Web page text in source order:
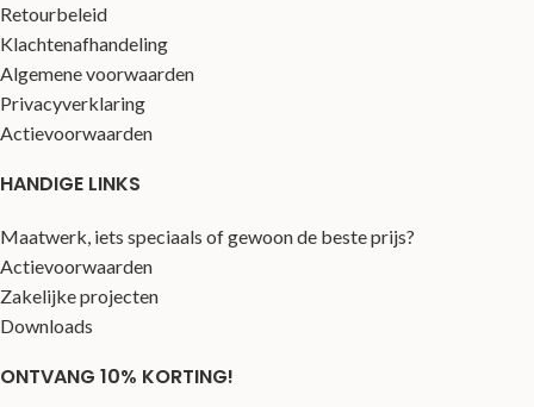
Retourbeleid
Klachtenafhandeling
Algemene voorwaarden
Privacyverklaring
Actievoorwaarden
HANDIGE LINKS
Maatwerk, iets speciaals of gewoon de beste prijs?
Actievoorwaarden
Zakelijke projecten
Downloads
ONTVANG 10% KORTING!